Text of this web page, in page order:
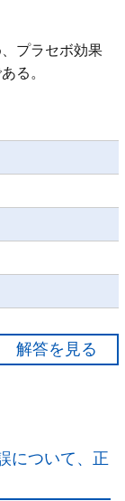
プラセボ効果
る。
副作用）と
について、正